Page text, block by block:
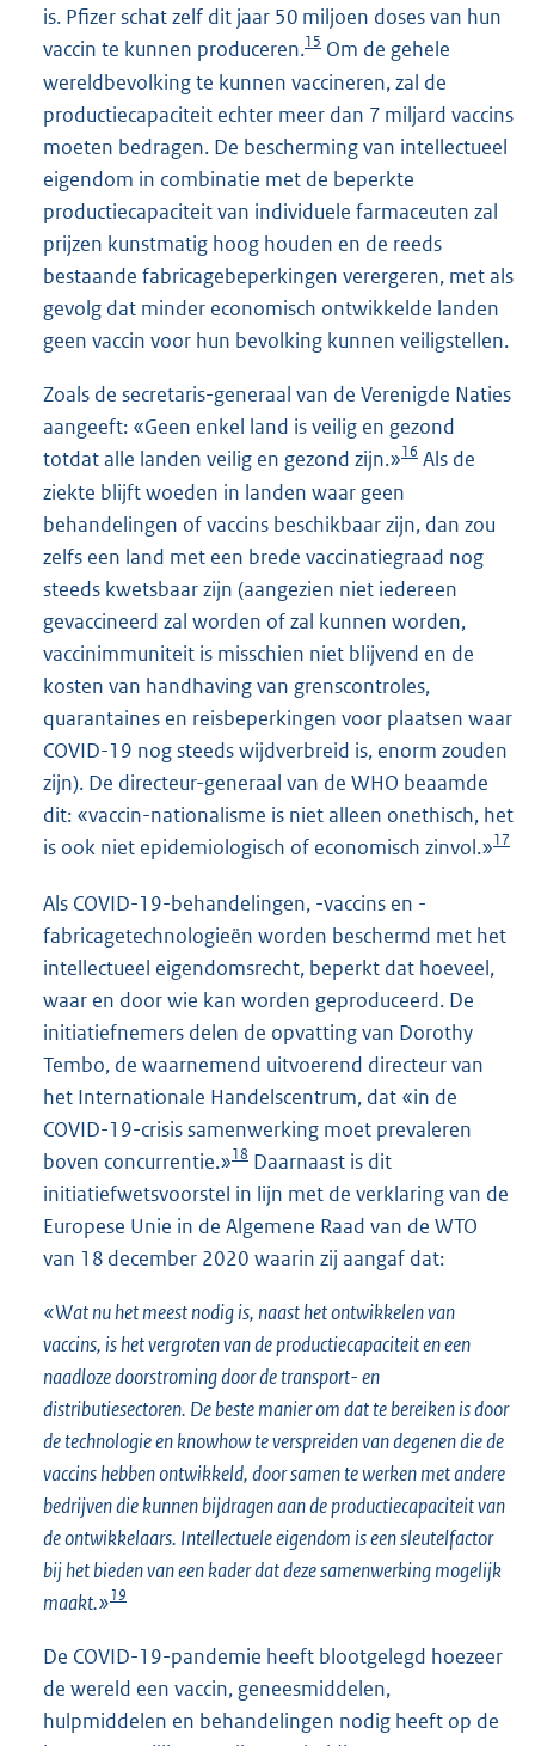
is. Pfizer schat zelf dit jaar 50 miljoen doses van hun
vaccin te kunnen produceren.15 Om de gehele
wereldbevolking te kunnen vaccineren, zal de
productiecapaciteit echter meer dan 7 miljard vaccins
moeten bedragen. De bescherming van intellectueel
eigendom in combinatie met de beperkte
productiecapaciteit van individuele farmaceuten zal
prijzen kunstmatig hoog houden en de reeds
bestaande fabricagebeperkingen verergeren, met als
gevolg dat minder economisch ontwikkelde landen
geen vaccin voor hun bevolking kunnen veiligstellen.
Zoals de secretaris-generaal van de Verenigde Naties
aangeeft: «Geen enkel land is veilig en gezond
totdat alle landen veilig en gezond zijn.»16 Als de
ziekte blijft woeden in landen waar geen
behandelingen of vaccins beschikbaar zijn, dan zou
zelfs een land met een brede vaccinatiegraad nog
steeds kwetsbaar zijn (aangezien niet iedereen
gevaccineerd zal worden of zal kunnen worden,
vaccinimmuniteit is misschien niet blijvend en de
kosten van handhaving van grenscontroles,
quarantaines en reisbeperkingen voor plaatsen waar
COVID-19 nog steeds wijdverbreid is, enorm zouden
zijn). De directeur-generaal van de WHO beaamde
dit: «vaccin-nationalisme is niet alleen onethisch, het
is ook niet epidemiologisch of economisch zinvol.»17
Als COVID-19-behandelingen, -vaccins en -
fabricagetechnologieën worden beschermd met het
intellectueel eigendomsrecht, beperkt dat hoeveel,
waar en door wie kan worden geproduceerd. De
initiatiefnemers delen de opvatting van Dorothy
Tembo, de waarnemend uitvoerend directeur van
het Internationale Handelscentrum, dat «in de
COVID-19-crisis samenwerking moet prevaleren
boven concurrentie.»18 Daarnaast is dit
initiatiefwetsvoorstel in lijn met de verklaring van de
Europese Unie in de Algemene Raad van de WTO
van 18 december 2020 waarin zij aangaf dat:
«Wat nu het meest nodig is, naast het ontwikkelen van
vaccins, is het vergroten van de productiecapaciteit en een
naadloze doorstroming door de transport- en
distributiesectoren. De beste manier om dat te bereiken is door
de technologie en knowhow te verspreiden van degenen die de
vaccins hebben ontwikkeld, door samen te werken met andere
bedrijven die kunnen bijdragen aan de productiecapaciteit van
de ontwikkelaars. Intellectuele eigendom is een sleutelfactor
bij het bieden van een kader dat deze samenwerking mogelijk
maakt.»19
De COVID-19-pandemie heeft blootgelegd hoezeer
de wereld een vaccin, geneesmiddelen,
hulpmiddelen en behandelingen nodig heeft op de